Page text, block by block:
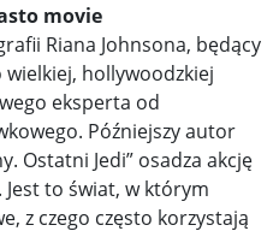
movie
Riana Johnsona, będący
hollywoodzkiej
eksperta od
Późniejszy autor
Ostatni Jedi” osadza akcję
to świat, w którym
z czego często korzystają